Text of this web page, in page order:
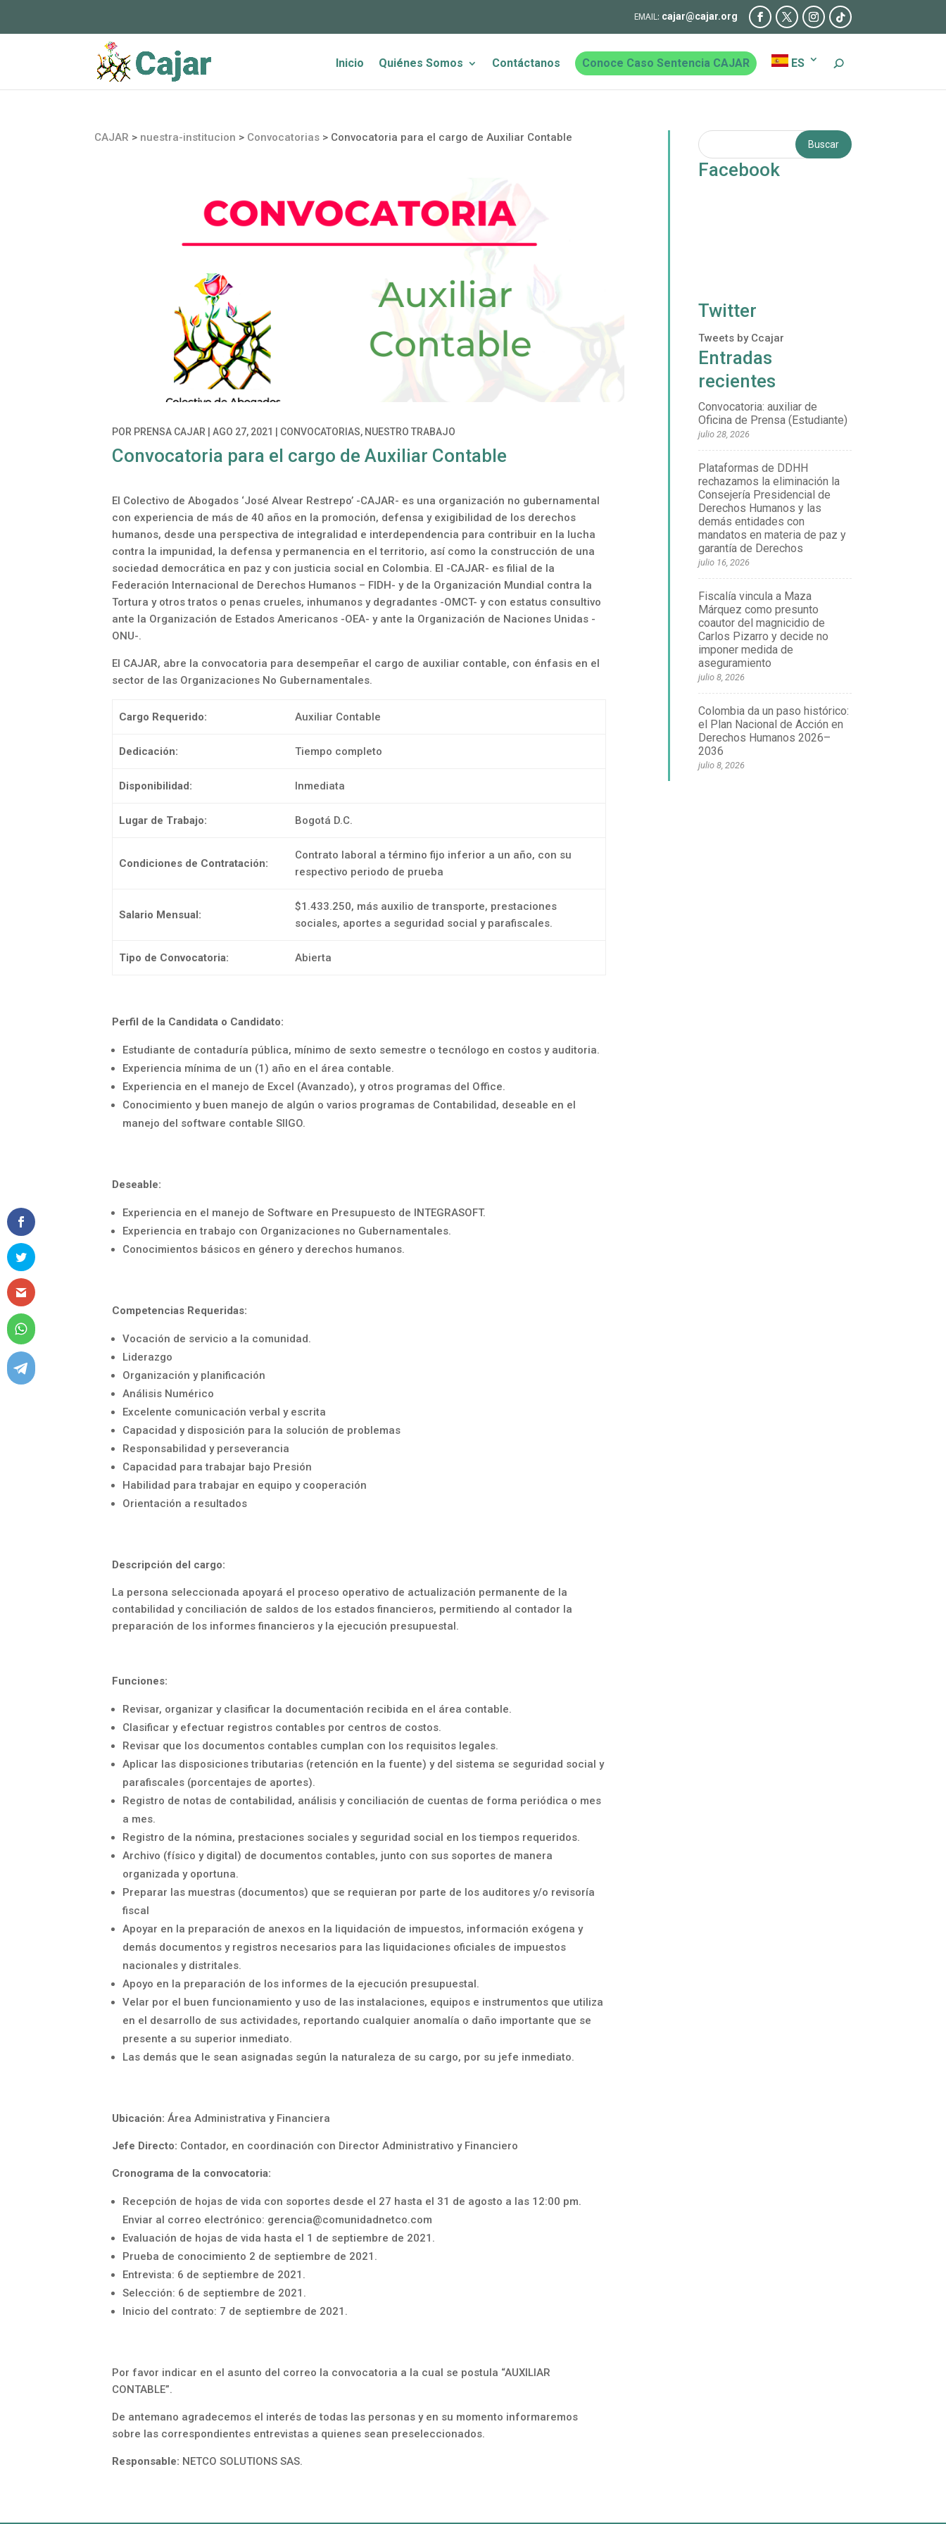
cajar@cajar.org
Inicio Quiénes Somos Contáctanos Conoce Caso Sentencia CAJAR ES
CAJAR > nuestra-institucion > Convocatorias > Convocatoria para el cargo de Auxiliar Contable
POR PRENSA CAJAR |AGO 27, 2021 CONVOCATORIAS, NUESTRO TRABAJO
Convocatoria para el cargo de Auxiliar Contable
El Colectivo de Abogados ‘José Alvear Restrepo’ -CAJAR- es una organización no gubernamental
con experiencia de más de 40 años en la promoción, defensa y exigibilidad de los derechos
humanos, desde una perspectiva de integralidad e interdependencia para contribuir en la lucha
contra la impunidad, la defensa y permanencia en el territorio, así como la construcción de una
sociedad democrática en paz y con justicia social en Colombia. El -CAJAR- es filial de la
Federación Internacional de Derechos Humanos – FIDH- y de la Organización Mundial contra la
Tortura y otros tratos o penas crueles, inhumanos y degradantes -OMCT- y con estatus consultivo
ante la Organización de Estados Americanos -OEA- y ante la Organización de Naciones Unidas -
ONU-.
El CAJAR, abre la convocatoria para desempeñar el cargo de auxiliar contable, con énfasis en el
sector de las Organizaciones No Gubernamentales.
Cargo Requerido: Auxiliar Contable
Dedicación: Tiempo completo
Disponibilidad: Inmediata
Lugar de Trabajo: Bogotá D.C.
Condiciones de Contratación:
Contrato laboral a término fijo inferior a un año, con su
respectivo periodo de prueba
Salario Mensual:
$1.433.250, más auxilio de transporte, prestaciones
sociales, aportes a seguridad social y parafiscales.
Tipo de Convocatoria: Abierta
Perfil de la Candidata o Candidato:
Estudiante de contaduría pública, mínimo de sexto semestre o tecnólogo en costos y auditoria.
Experiencia mínima de un (1) año en el área contable.
Experiencia en el manejo de Excel (Avanzado), y otros programas del Office.
Conocimiento y buen manejo de algún o varios programas de Contabilidad, deseable en el
manejo del software contable SIIGO.
Deseable:
Experiencia en el manejo de Software en Presupuesto de INTEGRASOFT.
Experiencia en trabajo con Organizaciones no Gubernamentales.
Conocimientos básicos en género y derechos humanos.
Competencias Requeridas:
Vocación de servicio a la comunidad.
Liderazgo
Organización y planificación
Análisis Numérico
Excelente comunicación verbal y escrita
Capacidad y disposición para la solución de problemas
Responsabilidad y perseverancia
Capacidad para trabajar bajo Presión
Habilidad para trabajar en equipo y cooperación
Orientación a resultados
Descripción del cargo:
La persona seleccionada apoyará el proceso operativo de actualización permanente de la
contabilidad y conciliación de saldos de los estados financieros, permitiendo al contador la
preparación de los informes financieros y la ejecución presupuestal.
Funciones:
Revisar, organizar y clasificar la documentación recibida en el área contable.
Clasificar y efectuar registros contables por centros de costos.
Revisar que los documentos contables cumplan con los requisitos legales.
Aplicar las disposiciones tributarias (retención en la fuente) y del sistema se seguridad social y
parafiscales (porcentajes de aportes).
Registro de notas de contabilidad, análisis y conciliación de cuentas de forma periódica o mes
a mes.
Registro de la nómina, prestaciones sociales y seguridad social en los tiempos requeridos.
Archivo (físico y digital) de documentos contables, junto con sus soportes de manera
organizada y oportuna.
Preparar las muestras (documentos) que se requieran por parte de los auditores y/o revisoría
fiscal
Apoyar en la preparación de anexos en la liquidación de impuestos, información exógena y
demás documentos y registros necesarios para las liquidaciones oficiales de impuestos
nacionales y distritales.
Apoyo en la preparación de los informes de la ejecución presupuestal.
Velar por el buen funcionamiento y uso de las instalaciones, equipos e instrumentos que utiliza
en el desarrollo de sus actividades, reportando cualquier anomalía o daño importante que se
presente a su superior inmediato.
Las demás que le sean asignadas según la naturaleza de su cargo, por su jefe inmediato.
Ubicación: Área Administrativa y Financiera
Jefe Directo: Contador, en coordinación con Director Administrativo y Financiero
Cronograma de la convocatoria:
Recepción de hojas de vida con soportes desde el 27 hasta el 31 de agosto a las 12:00 pm.
Enviar al correo electrónico: gerencia@comunidadnetco.com
Evaluación de hojas de vida hasta el 1 de septiembre de 2021.
Prueba de conocimiento 2 de septiembre de 2021.
Entrevista: 6 de septiembre de 2021.
Selección: 6 de septiembre de 2021.
Inicio del contrato: 7 de septiembre de 2021.
Por favor indicar en el asunto del correo la convocatoria a la cual se postula “AUXILIAR
CONTABLE”.
De antemano agradecemos el interés de todas las personas y en su momento informaremos
sobre las correspondientes entrevistas a quienes sean preseleccionados.
Responsable: NETCO SOLUTIONS SAS.
Facebook
Twitter
Tweets by Ccajar
Entradas
recientes
Convocatoria: auxiliar de
Oficina de Prensa (Estudiante)
julio 28, 2026
Plataformas de DDHH
rechazamos la eliminación la
Consejería Presidencial de
Derechos Humanos y las
demás entidades con
mandatos en materia de paz y
garantía de Derechos
julio 16, 2026
Fiscalía vincula a Maza
Márquez como presunto
coautor del magnicidio de
Carlos Pizarro y decide no
imponer medida de
aseguramiento
julio 8, 2026
Colombia da un paso histórico:
el Plan Nacional de Acción en
Derechos Humanos 2026–
2036
julio 8, 2026